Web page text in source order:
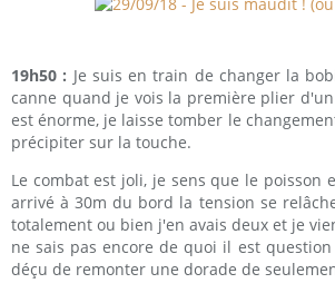
19h50 : Je suis en train de changer la
canne quand je vois la première plier
est énorme, je laisse tomber le
précipiter sur la touche.
Le combat est joli, je sens que le poisson
arrivé à 30m du bord la tension se
totalement ou bien j'en avais deux et je
ne sais pas encore de quoi il est
déçu de remonter une dorade de